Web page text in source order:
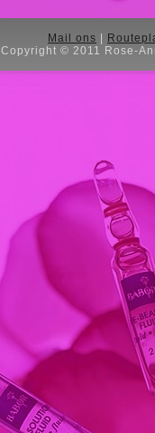
Mail ons
Copyright © 2011 Rose-